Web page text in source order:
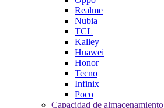
Realme
Nubia
TCL
Kalley
Huawei
Honor
Tecno
Infinix
Poco
Capacidad de almacenamiento